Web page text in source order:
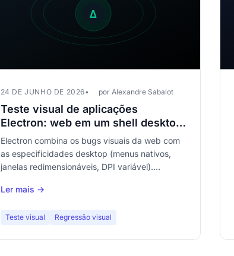
24 DE JUNHO DE 2026 por Alexandre Sabalot
Teste visual de aplicações
Electron: web em um shell desktop,
bugs incluídos
Electron combina os bugs visuais da web com
as especificidades desktop (menus nativos,
janelas redimensionáveis, DPI variável).
aplicação Electron para detectar as regressões
Ler mais →
Teste visual Regressão visual